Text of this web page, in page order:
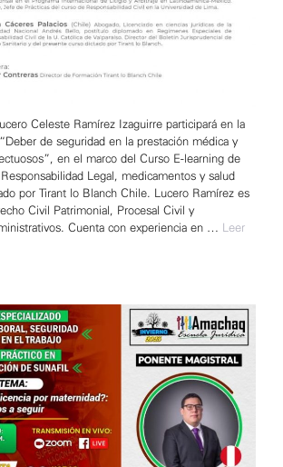
Celeste Ramírez Izaguirre participará en la
de seguridad en la prestación médica y
en el marco del Curso E-learning de
Legal, medicamentos y salud
por Tirant lo Blanch Chile. Lucero Ramírez es
Civil Patrimonial, Procesal Civil y
Cuenta con experiencia en … Leer